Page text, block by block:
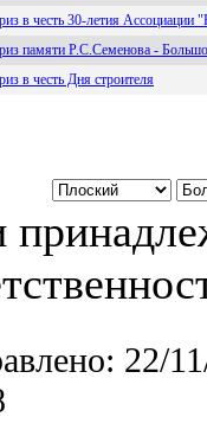
в честь 30-летия Ассоциации
памяти Р.С.Семенова -
в честь Дня строителя
22/